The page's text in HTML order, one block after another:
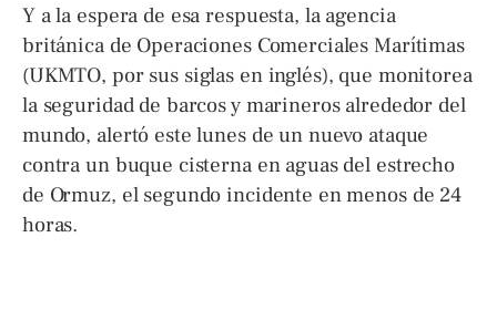
Y a la espera de esa respuesta, la agencia
británica de Operaciones Comerciales Marítimas
(UKMTO, por sus siglas en inglés), que monitorea
la seguridad de barcos y marineros alrededor del
mundo, alertó este lunes de un nuevo ataque
contra un buque cisterna en aguas del estrecho
de Ormuz, el segundo incidente en menos de 24
horas.